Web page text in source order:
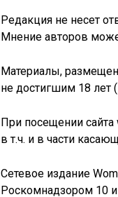
Редакция не несет
Мнение авторов
Материалы,
не достигшим 18 лет
При посещении сайта
в т.ч. и в части
Сетевое издание
Роскомнадзором 10